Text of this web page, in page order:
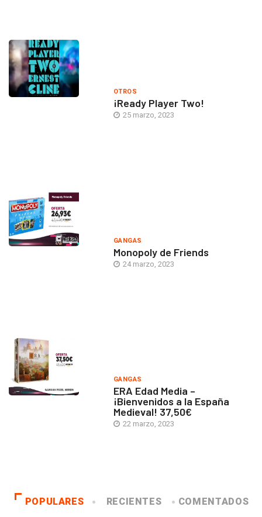
OTROS
¡Ready Player Two!
25 marzo, 2023
GANGAS
Monopoly de Friends
24 marzo, 2023
GANGAS
ERA Edad Media –
¡Bienvenidos a la España
Medieval! 37,50€
22 marzo, 2023
POPULARES RECIENTES COMENTADOS